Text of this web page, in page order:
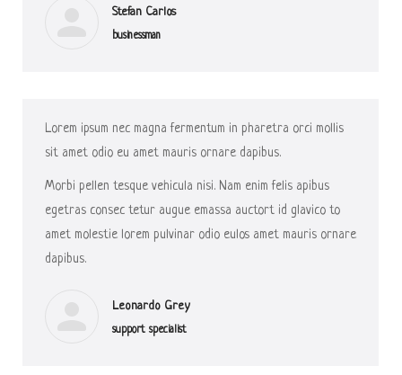
Stefan Carlos
businessman
Lorem ipsum nec magna fermentum in pharetra orci mollis
sit amet odio eu amet mauris ornare dapibus.
Morbi pellen tesque vehicula nisi. Nam enim felis apibus
egetras consec tetur augue emassa auctort id glavico to
amet molestie lorem pulvinar odio eulos amet mauris ornare
dapibus.
Leonardo Grey
support specialist